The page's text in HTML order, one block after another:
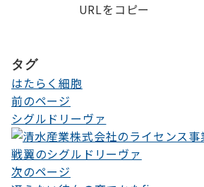
URLをコピー
タグ
はたらく細胞
投
稿
ナ
ビ
前のページ
シグルドリーヴァ
次のページ